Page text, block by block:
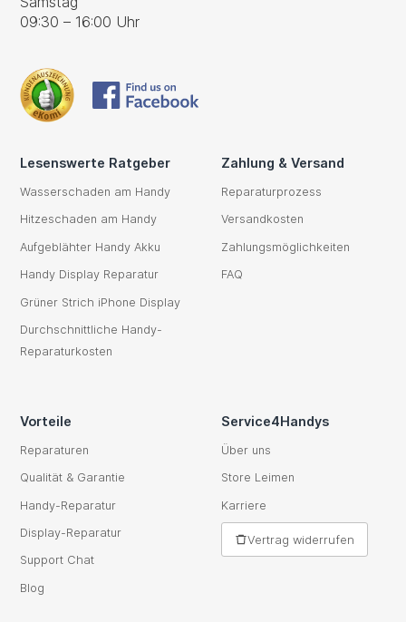
09:30 – 16:00 Uhr
Lesenswerte Ratgeber
Wasserschaden am Handy
Hitzeschaden am Handy
Aufgeblähter Handy Akku
Handy Display Reparatur
Grüner Strich iPhone Display
Durchschnittliche Handy-
Reparaturkosten
Zahlung & Versand
Reparaturprozess
Versandkosten
Zahlungsmöglichkeiten
FAQ
Vorteile
Reparaturen
Qualität & Garantie
Handy-Reparatur
Display-Reparatur
Support Chat
Blog
Service4Handys
Über uns
Store Leimen
Karriere
Vertrag widerrufen